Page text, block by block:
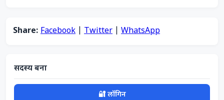
Share: Facebook Twitter WhatsApp
सदस्य बना
🔐 लॉगिन